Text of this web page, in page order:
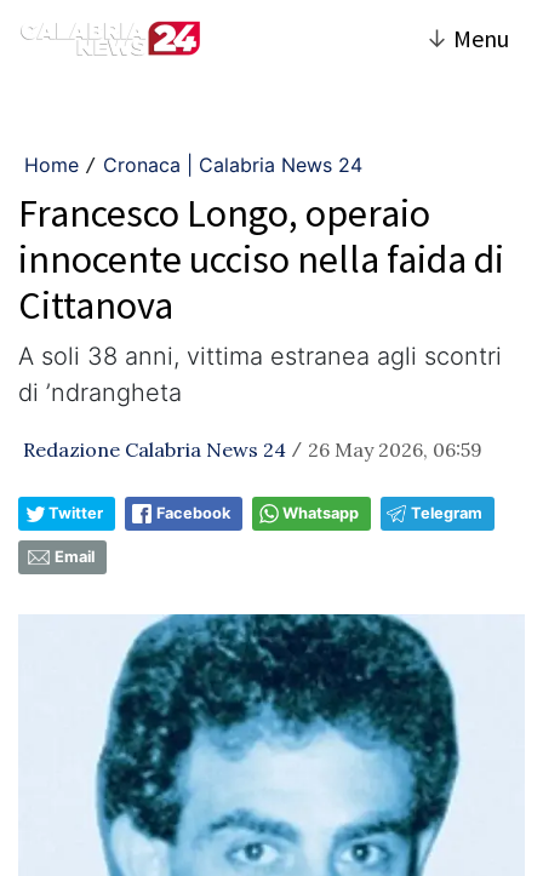
↓ Menu
Home / Cronaca | Calabria News 24
Francesco Longo, operaio
innocente ucciso nella faida di
Cittanova
A soli 38 anni, vittima estranea agli scontri
di ’ndrangheta
Redazione Calabria News 24 / 26 May 2026, 06:59
Twitter Facebook Whatsapp Telegram
Email